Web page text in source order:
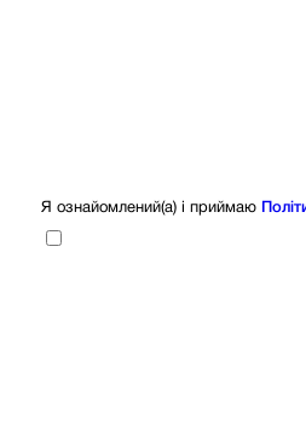
Я ознайомлений(а) і приймаю